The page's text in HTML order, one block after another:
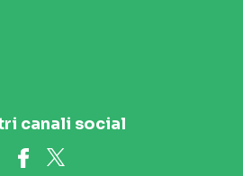
canali social